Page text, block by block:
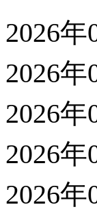
2026
2026
2026
2026
2026